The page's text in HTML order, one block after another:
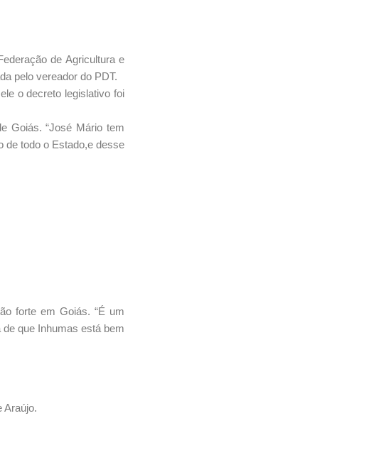
de Agricultura e
pelo vereador do PDT.
o decreto legislativo foi
Goiás. “José Mário tem
de todo o Estado,e desse
forte em Goiás. “É um
que Inhumas está bem
Araújo.